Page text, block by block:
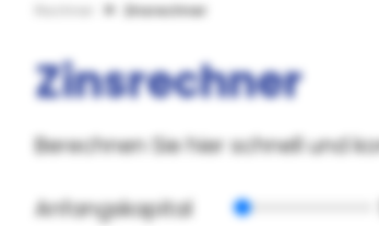
Zinsrechner
Zinsrechner
Berechnen Sie hier schnell und
Anfangskapital